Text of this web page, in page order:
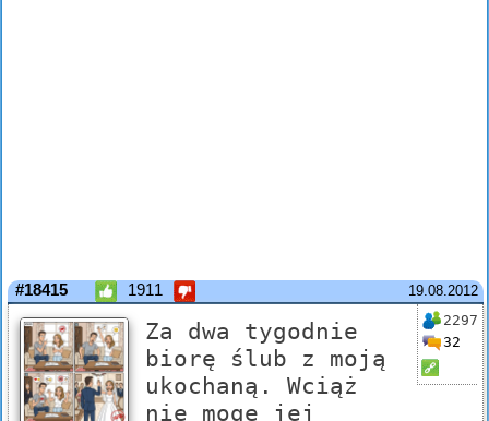
19.08.2012
#18415 1911
2297
32
Za dwa tygodnie
biorę ślub z moją
ukochaną. Wciąż
nie mogę jej